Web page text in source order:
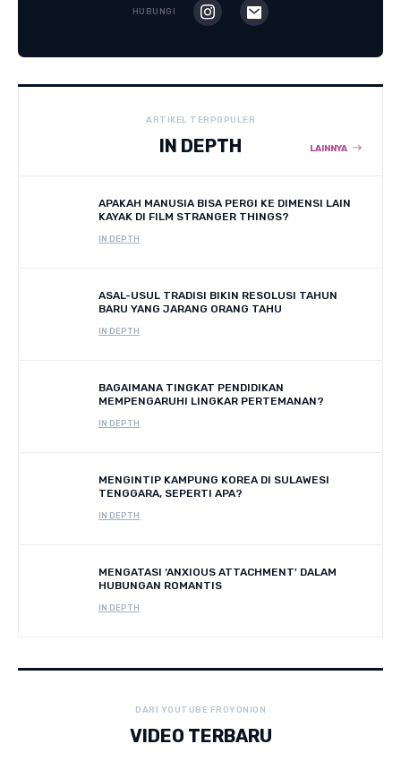
HUBUNGI
ARTIKEL TERPOPULER
IN DEPTH LAINNYA
APAKAH MANUSIA BISA PERGI KE DIMENSI LAIN
KAYAK DI FILM STRANGER THINGS?
IN DEPTH
ASAL-USUL TRADISI BIKIN RESOLUSI TAHUN
BARU YANG JARANG ORANG TAHU
IN DEPTH
BAGAIMANA TINGKAT PENDIDIKAN
MEMPENGARUHI LINGKAR PERTEMANAN?
IN DEPTH
MENGINTIP KAMPUNG KOREA DI SULAWESI
TENGGARA, SEPERTI APA?
IN DEPTH
MENGATASI ‘ANXIOUS ATTACHMENT' DALAM
HUBUNGAN ROMANTIS
IN DEPTH
DARI YOUTUBE FROYONION
VIDEO TERBARU